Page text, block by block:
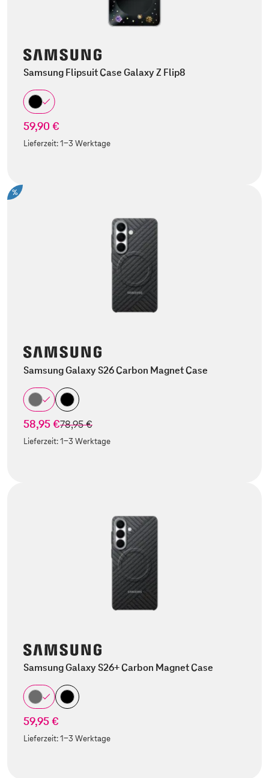
Samsung Flipsuit Case Galaxy Z Flip8
59,90 €
Lieferzeit:1-3 Werktage
%
Samsung Galaxy S26 Carbon Magnet Case
58,95 €statt
78,95 €
Lieferzeit:1-3 Werktage
Samsung Galaxy S26+ Carbon Magnet Case
59,95 €
Lieferzeit:1-3 Werktage